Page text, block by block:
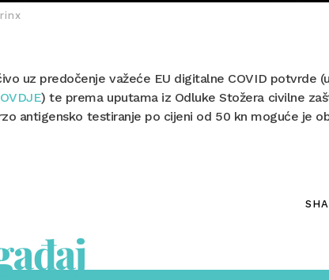
uz predočenje važeće EU digitalne COVID potvrde
OVDJE) te prema uputama iz Odluke Stožera civilne
antigensko testiranje po cijeni od 50 kn moguće je